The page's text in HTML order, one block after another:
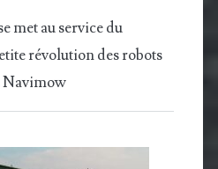
met au service du
révolution des robots
Navimow